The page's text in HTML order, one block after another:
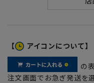
【 アイコンについて】
の
注文画面でお急ぎ発送を